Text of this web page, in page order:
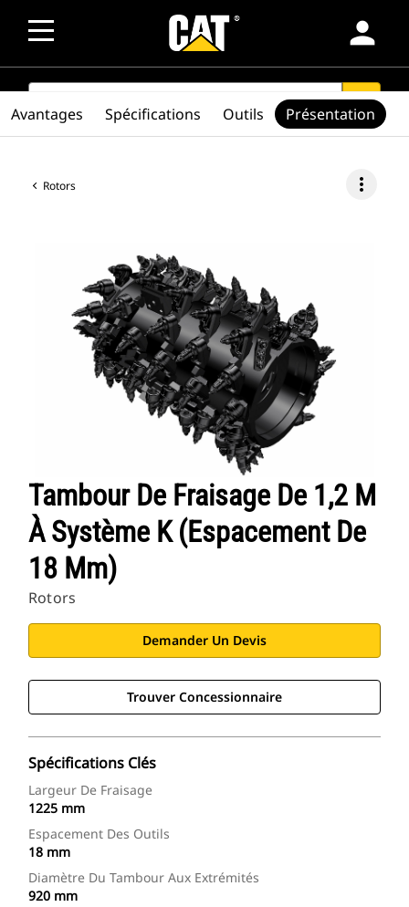
person
SEARCH search
Rotors more_vert
Tambour De Fraisage De 1,2 M
À Système K (espacement De
18 Mm)
Rotors
Demander Un Devis
Trouver Concessionnaire
Spécifications Clés
Largeur De Fraisage
1225 mm
Espacement Des Outils
18 mm
Diamètre Du Tambour Aux Extrémités
920 mm
Avantages Spécifications Outils Présentation